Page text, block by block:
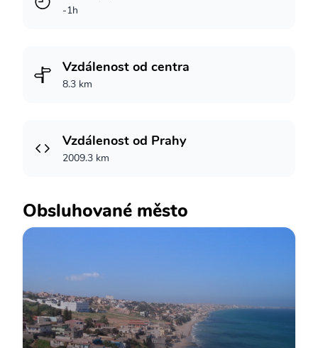
-1h
Vzdálenost od centra
8.3 km
Vzdálenost od Prahy
2009.3 km
Obsluhované město